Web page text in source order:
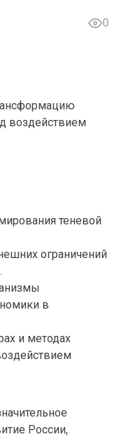
0
воздействием
теневой
ограничений
в
и методах
России,